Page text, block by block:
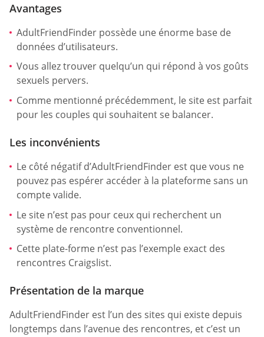
Avantages
AdultFriendFinder possède une énorme base de
données d’utilisateurs.
Vous allez trouver quelqu’un qui répond à vos goûts
sexuels pervers.
Comme mentionné précédemment, le site est parfait
pour les couples qui souhaitent se balancer.
Les inconvénients
Le côté négatif d’AdultFriendFinder est que vous ne
pouvez pas espérer accéder à la plateforme sans un
compte valide.
Le site n’est pas pour ceux qui recherchent un
système de rencontre conventionnel.
Cette plate-forme n’est pas l’exemple exact des
rencontres Craigslist.
Présentation de la marque
AdultFriendFinder est l’un des sites qui existe depuis
longtemps dans l’avenue des rencontres, et c’est un